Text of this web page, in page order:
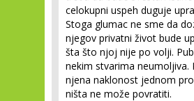
celokupni uspeh duguje
Stoga glumac ne sme da
njegov privatni život bude
šta što njoj nije po volji.
nekim stvarima neumoljiva.
njena naklonost jednom
ništa ne može povratiti.